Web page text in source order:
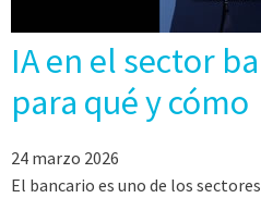
IA en el sector
para qué y cómo
24 marzo 2026
El bancario es uno de los